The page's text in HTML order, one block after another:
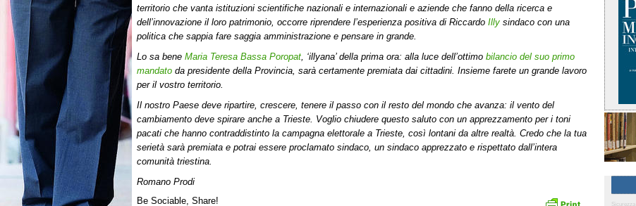
territorio che vanta istituzioni scientifiche nazionali e internazionali e aziende che fanno della ricerca e
dell’innovazione il loro patrimonio, occorre riprendere l’esperienza positiva di Riccardo Illy sindaco con una
politica che sappia fare saggia amministrazione e pensare in grande.
Lo sa bene Maria Teresa Bassa Poropat , ‘illyana’ della prima ora: alla luce dell’ottimo bilancio del suo primo
mandato da presidente della Provincia, sarà certamente premiata dai cittadini. Insieme farete un grande lavoro
per il vostro territorio.
Il nostro Paese deve ripartire, crescere, tenere il passo con il resto del mondo che avanza: il vento del
cambiamento deve spirare anche a Trieste. Voglio chiudere questo saluto con un apprezzamento per i toni
pacati che hanno contraddistinto la campagna elettorale a Trieste, così lontani da altre realtà. Credo che la tua
serietà sarà premiata e potrai essere proclamato sindaco, un sindaco apprezzato e rispettato dall’intera
comunità triestina.
Romano Prodi
Be Sociable, Share!
Sicurezza